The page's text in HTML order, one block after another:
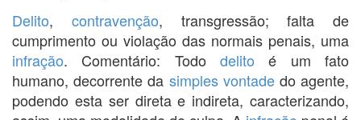
Delito, contravenção, transgressão; falta de
cumprimento ou violação das normais penais, uma
infração. Comentário: Todo delito é um fato
humano, decorrente da simples vontadedo agente,
podendo esta ser direta e indireta, caracterizando,